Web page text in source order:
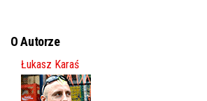
O Autorze
Łukasz Karaś